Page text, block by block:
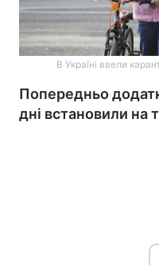
В Україні ввели
Попередньо
дні встановили на